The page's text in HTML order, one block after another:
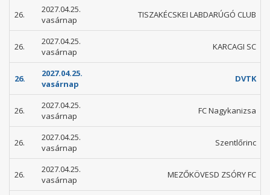
26.
2027.04.25.
vasárnap
TISZAKÉCSKEI LABDARÚGÓ CLUB
26.
2027.04.25.
vasárnap
KARCAGI SC
26.
2027.04.25.
vasárnap
DVTK
26.
2027.04.25.
vasárnap
FC Nagykanizsa
26.
2027.04.25.
vasárnap
Szentlőrinc
26.
2027.04.25.
vasárnap
MEZŐKÖVESD ZSÓRY FC